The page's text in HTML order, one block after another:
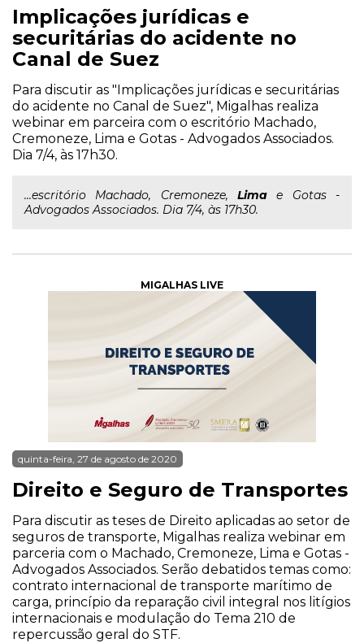
Implicações jurídicas e
securitárias do acidente no
Canal de Suez
Para discutir as "Implicações jurídicas e securitárias
do acidente no Canal de Suez", Migalhas realiza
webinar em parceira com o escritório Machado,
Cremoneze, Lima e Gotas - Advogados Associados.
Dia 7/4, às 17h30.
...escritório Machado, Cremoneze, Lima e Gotas -
Advogados Associados. Dia 7/4, às 17h30.
MIGALHAS LIVE
quinta-feira, 27 de agosto de 2020
Direito e Seguro de Transportes
Para discutir as teses de Direito aplicadas ao setor de
seguros de transporte, Migalhas realiza webinar em
parceria com o Machado, Cremoneze, Lima e Gotas -
Advogados Associados. Serão debatidos temas como:
contrato internacional de transporte marítimo de
carga, princípio da reparação civil integral nos litígios
internacionais e modulação do Tema 210 de
repercussão geral do STF.